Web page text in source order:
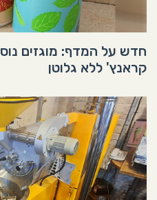
חדש על המדף: מוגזים
קראנץ' ללא גלוטן